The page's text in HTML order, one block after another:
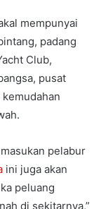
mempunyai
padang
Club,
pusat
pelabur
ini juga akan
peluang
di sekitarnya,”